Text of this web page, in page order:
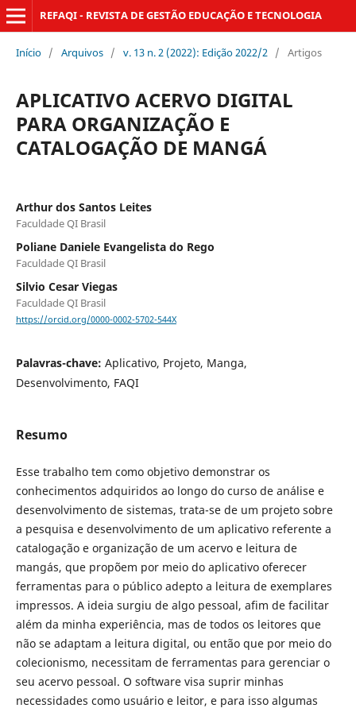
REFAQI - REVISTA DE GESTÃO EDUCAÇÃO E TECNOLOGIA
Início / Arquivos / v. 13 n. 2 (2022): Edição 2022/2 / Artigos
APLICATIVO ACERVO DIGITAL
PARA ORGANIZAÇÃO E
CATALOGAÇÃO DE MANGÁ
Arthur dos Santos Leites
Faculdade QI Brasil
Poliane Daniele Evangelista do Rego
Faculdade QI Brasil
Silvio Cesar Viegas
Faculdade QI Brasil
https://orcid.org/0000-0002-5702-544X
Palavras-chave: Aplicativo, Projeto, Manga,
Desenvolvimento, FAQI
Resumo
Esse trabalho tem como objetivo demonstrar os
conhecimentos adquiridos ao longo do curso de análise e
desenvolvimento de sistemas, trata-se de um projeto sobre
a pesquisa e desenvolvimento de um aplicativo referente a
catalogação e organização de um acervo e leitura de
mangás, que propõem por meio do aplicativo oferecer
ferramentas para o público adepto a leitura de exemplares
impressos. A ideia surgiu de algo pessoal, afim de facilitar
além da minha experiência, mas de todos os leitores que
não se adaptam a leitura digital, ou então que por meio do
colecionismo, necessitam de ferramentas para gerenciar o
seu acervo pessoal. O software visa suprir minhas
necessidades como usuário e leitor, e para isso algumas